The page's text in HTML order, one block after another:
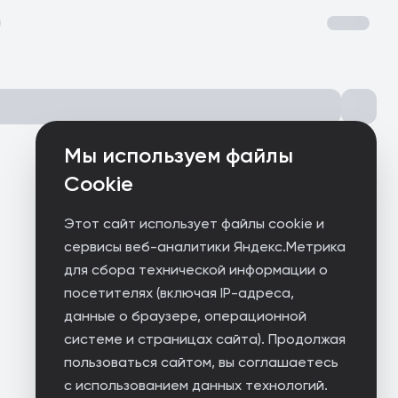
Мы используем файлы
Cookie
Этот сайт использует файлы cookie и
сервисы веб-аналитики Яндекс.Метрика
для сбора технической информации о
посетителях (включая IP-адреса,
данные о браузере, операционной
системе и страницах сайта). Продолжая
пользоваться сайтом, вы соглашаетесь
с использованием данных технологий.